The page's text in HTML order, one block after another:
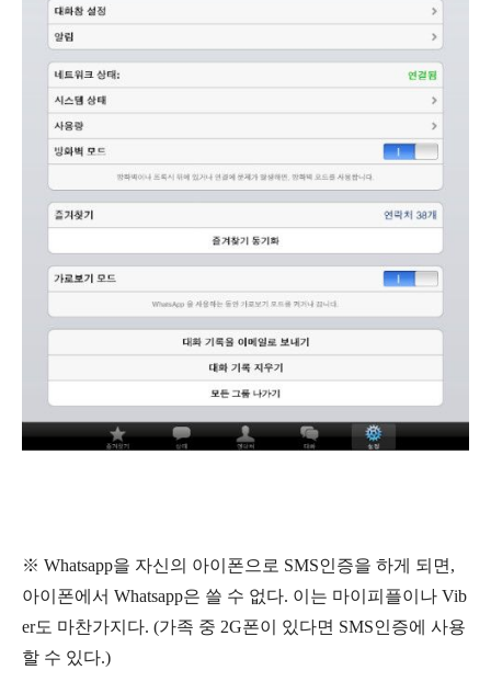
※ Whatsapp을 자신의 아이폰으로 SMS인증을 하게 되면,
아이폰에서 Whatsapp은 쓸 수 없다. 이는 마이피플이나 Vib
er도 마찬가지다. (가족 중 2G폰이 있다면 SMS인증에 사용
할 수 있다.)